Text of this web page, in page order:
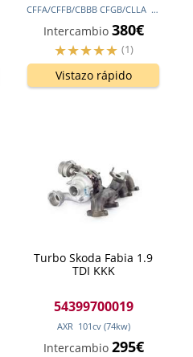
(125kw)
CFFA/CFFB/CBBB CFGB/CLLA 170
Intercambio 380€
(1)
Vistazo rápido
Turbo Skoda Fabia 1.9
TDI KKK
54399700019
AXR 101cv (74kw)
Intercambio 295€